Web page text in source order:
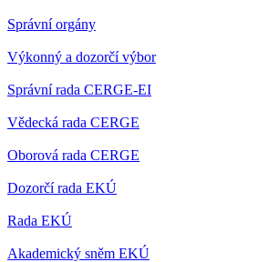
Správní orgány
Výkonný a dozorčí výbor
Správní rada CERGE-EI
Vědecká rada CERGE
Oborová rada CERGE
Dozorčí rada EKÚ
Rada EKÚ
Akademický sněm EKÚ